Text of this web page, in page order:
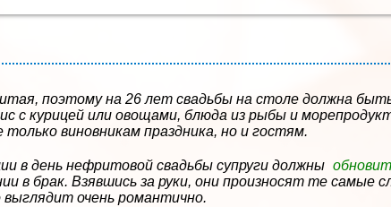
поэтому на 26 лет свадьбы на столе должна
с курицей или овощами, блюда из рыбы и
только виновникам праздника, но и гостям.
в день нефритовой свадьбы супруги должны
в брак. Взявшись за руки, они произносят те самые
очень романтично.